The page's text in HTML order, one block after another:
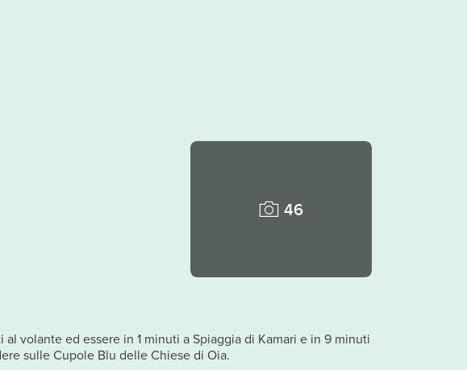
46
volante ed essere in 1 minuti a Spiaggia di Kamari e in 9 minuti
sulle Cupole Blu delle Chiese di Oia.